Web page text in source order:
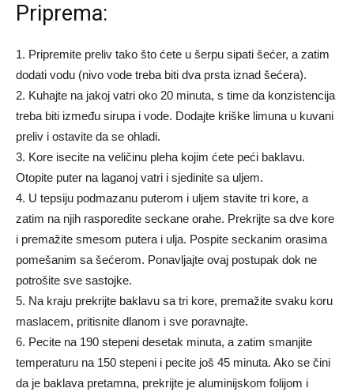
Priprema:
1. Pripremite preliv tako što ćete u šerpu sipati šećer, a zatim
dodati vodu (nivo vode treba biti dva prsta iznad šećera).
2. Kuhajte na jakoj vatri oko 20 minuta, s time da konzistencija
treba biti između sirupa i vode. Dodajte kriške limuna u kuvani
preliv i ostavite da se ohladi.
3. Kore isecite na veličinu pleha kojim ćete peći baklavu.
Otopite puter na laganoj vatri i sjedinite sa uljem.
4. U tepsiju podmazanu puterom i uljem stavite tri kore, a
zatim na njih rasporedite seckane orahe. Prekrijte sa dve kore
i premažite smesom putera i ulja. Pospite seckanim orasima
pomešanim sa šećerom. Ponavljajte ovaj postupak dok ne
potrošite sve sastojke.
5. Na kraju prekrijte baklavu sa tri kore, premažite svaku koru
maslacem, pritisnite dlanom i sve poravnajte.
6. Pecite na 190 stepeni desetak minuta, a zatim smanjite
temperaturu na 150 stepeni i pecite još 45 minuta. Ako se čini
da je baklava pretamna, prekrijte je aluminijskom folijom i